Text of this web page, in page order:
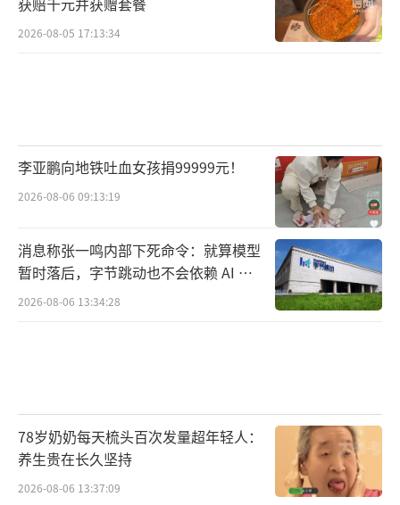
2026-08-05 17:13:34
李亚鹏向地铁吐血女孩捐99999元！
2026-08-06 09:13:19
消息称张一鸣内部下死命令：就算模型
暂时落后，字节跳动也不会依赖 AI 蒸
馏技术
2026-08-06 13:34:28
78岁奶奶每天梳头百次发量超年轻人：
养生贵在长久坚持
2026-08-06 13:37:09